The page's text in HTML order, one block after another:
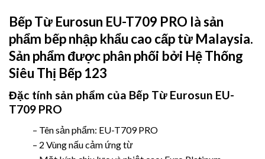
Bếp Từ Eurosun EU-T709 PRO là sản
phẩm bếp nhập khẩu cao cấp từ Malaysia.
Sản phẩm được phân phối bởi Hệ Thống
Siêu Thị Bếp 123
Đặc tính sản phẩm của Bếp Từ Eurosun EU-
T709 PRO
– Tên sản phẩm: EU-T709 PRO
– 2 Vùng nấu cảm ứng từ